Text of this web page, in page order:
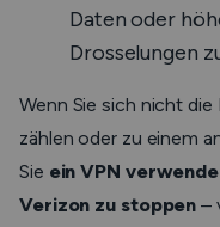
Daten oder
Drosselungen
Wenn Sie sich nicht
zählen oder zu einem
Sie ein VPN
Verizon zu stoppen–